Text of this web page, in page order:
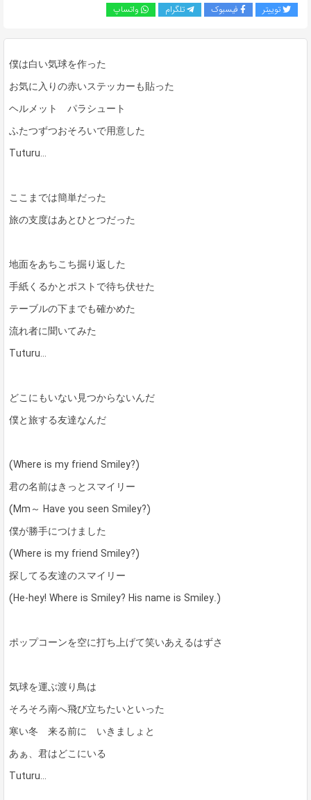
توییتر فیسبوک تلگرام واتساپ
僕は白い気球を作った
お気に入りの赤いステッカーも貼った
ヘルメット パラシュート
ふたつずつおそろいで用意した
Tuturu…
ここまでは簡単だった
旅の支度はあとひとつだった
地面をあちこち掘り返した
手紙くるかとポストで待ち伏せた
テーブルの下までも確かめた
流れ者に聞いてみた
Tuturu…
どこにもいない見つからないんだ
僕と旅する友達なんだ
(Where is my friend Smiley?)
君の名前はきっとスマイリー
(Mm～ Have you seen Smiley?)
僕が勝手につけました
(Where is my friend Smiley?)
探してる友達のスマイリー
(He-hey! Where is Smiley? His name is Smiley.)
ポップコーンを空に打ち上げて笑いあえるはずさ
気球を運ぶ渡り鳥は
そろそろ南へ飛び立ちたいといった
寒い冬 来る前に いきましょと
あぁ、君はどこにいる
Tuturu…